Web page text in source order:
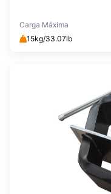
Carga Máxima
15kg/33.07lb